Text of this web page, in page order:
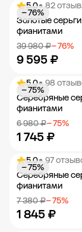
Добавить
5.0• 82
Золотые
фианитами
39 980 ₽− 76%
9 595 ₽
− 76%
Добавить
5.0• 98
Серебряные
фианитами
6 980 ₽− 75%
1 745 ₽
− 75%
Добавить
5.0• 97
Серебряные
фианитами
7 380 ₽− 75%
1 845 ₽
− 75%